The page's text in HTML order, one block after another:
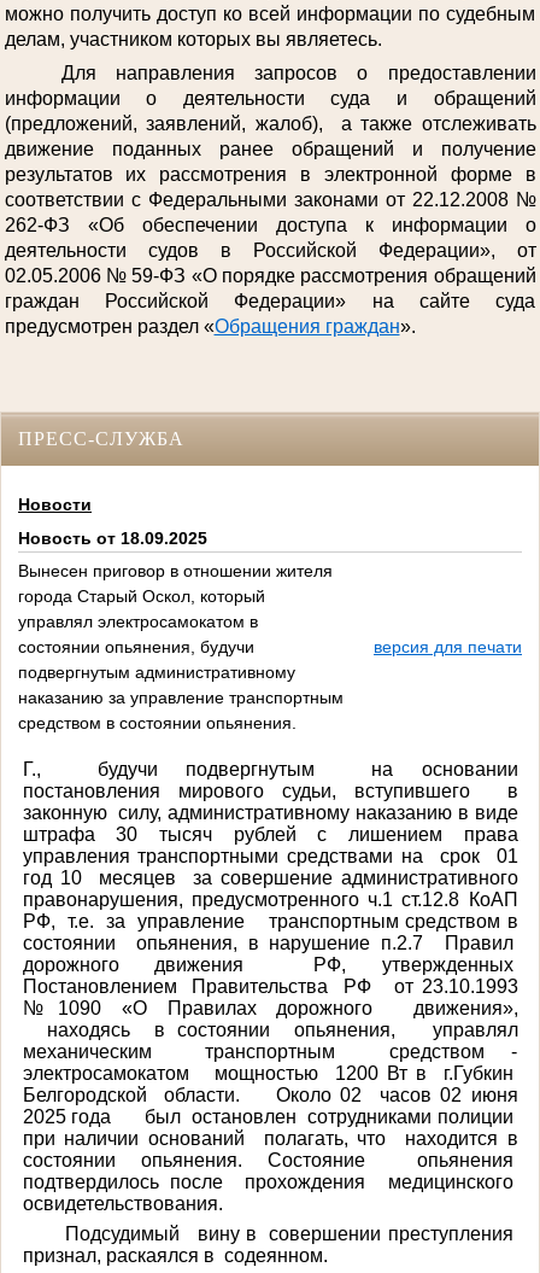
можно получить доступ ко всей информации по судебным
делам, участником которых вы являетесь.
Для направления запросов о предоставлении
информации о деятельности суда и обращений
(предложений, заявлений, жалоб), а также отслеживать
движение поданных ранее обращений и получение
результатов их рассмотрения в электронной форме в
соответствии с Федеральными законами от 22.12.2008 №
262-ФЗ «Об обеспечении доступа к информации о
деятельности судов в Российской Федерации», от
02.05.2006 № 59-ФЗ «О порядке рассмотрения обращений
граждан Российской Федерации» на сайте суда
предусмотрен раздел «Обращения граждан».
ПРЕСС-СЛУЖБА
Новости
Новость от 18.09.2025
Вынесен приговор в отношении жителя
города Старый Оскол, который
управлял электросамокатом в
состоянии опьянения, будучи
подвергнутым административному
наказанию за управление транспортным
средством в состоянии опьянения.
версия для печати
Г., будучи подвергнутым на основании
постановления мирового судьи, вступившего в
законную силу, административному наказанию в виде
штрафа 30 тысяч рублей с лишением права
управления транспортными средствами на срок 01
год 10 месяцев за совершение административного
правонарушения, предусмотренного ч.1 ст.12.8 КоАП
РФ, т.е. за управление транспортным средством в
состоянии опьянения, в нарушение п.2.7 Правил
дорожного движения РФ, утвержденных
Постановлением Правительства РФ от 23.10.1993
№1090 «О Правилах дорожного движения»,
находясь в состоянии опьянения, управлял
механическим транспортным средством -
электросамокатом мощностью 1200 Вт в г.Губкин
Белгородской области. Около 02 часов 02 июня
2025 года был остановлен сотрудниками полиции
при наличии оснований полагать, что находится в
состоянии опьянения. Состояние опьянения
подтвердилось после прохождения медицинского
освидетельствования.
Подсудимый вину в совершении преступления
признал, раскаялся в содеянном.